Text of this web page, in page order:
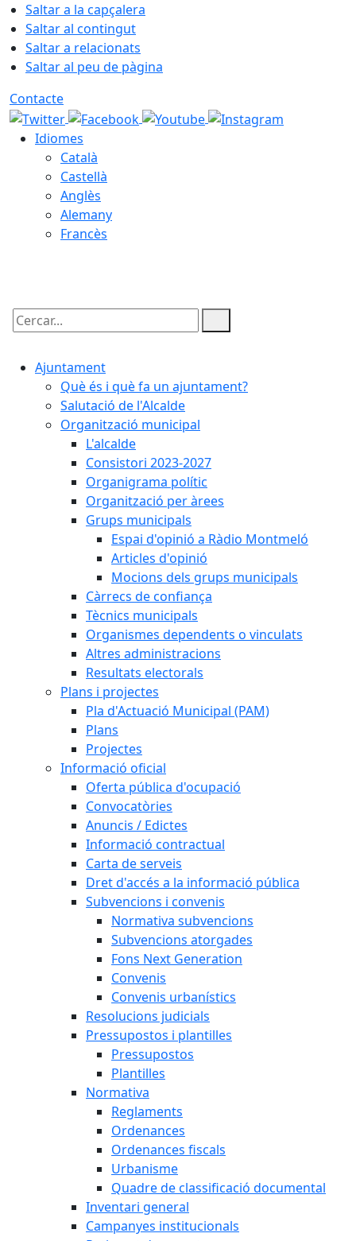
Saltar a la capçalera
Saltar al contingut
Saltar a relacionats
Saltar al peu de pàgina
Contacte
Idiomes
Català
Castellà
Anglès
Alemany
Francès
Cercar:
Ajuntament
Què és i què fa un ajuntament?
Salutació de l'Alcalde
Organització municipal
L'alcalde
Consistori 2023-2027
Organigrama polític
Organització per àrees
Grups municipals
Espai d'opinió a Ràdio Montmeló
Articles d'opinió
Mocions dels grups municipals
Càrrecs de confiança
Tècnics municipals
Organismes dependents o vinculats
Altres administracions
Resultats electorals
Plans i projectes
Pla d'Actuació Municipal (PAM)
Plans
Projectes
Informació oficial
Oferta pública d'ocupació
Convocatòries
Anuncis / Edictes
Informació contractual
Carta de serveis
Dret d'accés a la informació pública
Subvencions i convenis
Normativa subvencions
Subvencions atorgades
Fons Next Generation
Convenis
Convenis urbanístics
Resolucions judicials
Pressupostos i plantilles
Pressupostos
Plantilles
Normativa
Reglaments
Ordenances
Ordenances fiscals
Urbanisme
Quadre de classificació documental
Inventari general
Campanyes institucionals